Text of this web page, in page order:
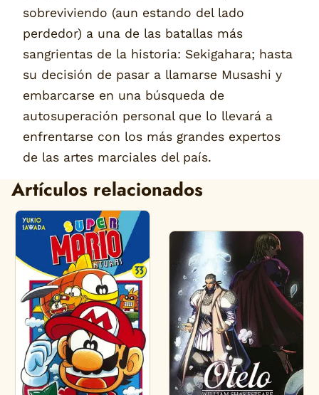
sobreviviendo (aun estando del lado
perdedor) a una de las batallas más
sangrientas de la historia: Sekigahara; hasta
su decisión de pasar a llamarse Musashi y
embarcarse en una búsqueda de
autosuperación personal que lo llevará a
enfrentarse con los más grandes expertos
de las artes marciales del país.
Artículos relacionados